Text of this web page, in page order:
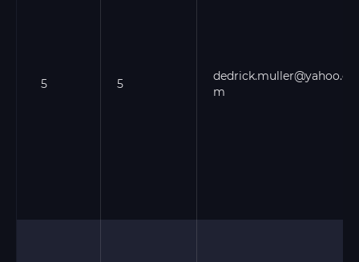
5 5
dedrick.muller@yahoo.co
m